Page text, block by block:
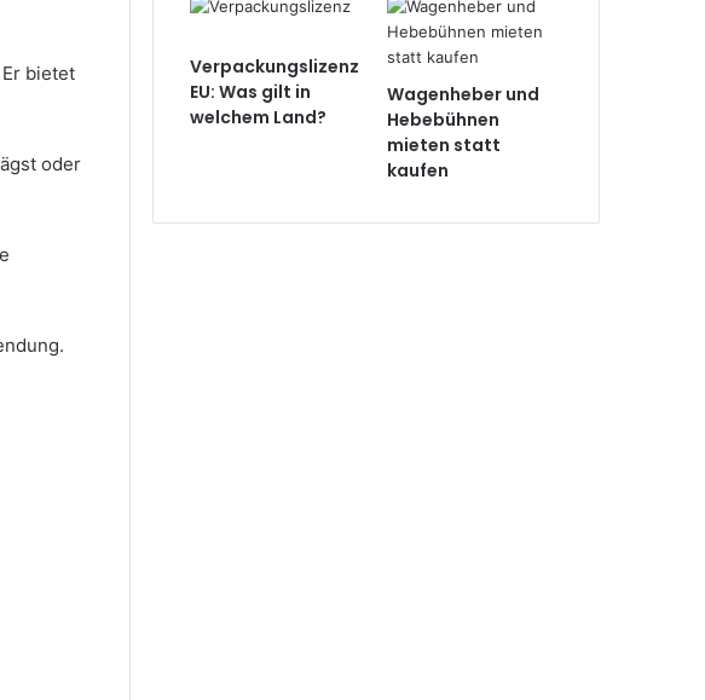
bietet
oder
Verpackungslizenz
EU: Was gilt in
welchem Land?
Wagenheber und
Hebebühnen
mieten statt
kaufen